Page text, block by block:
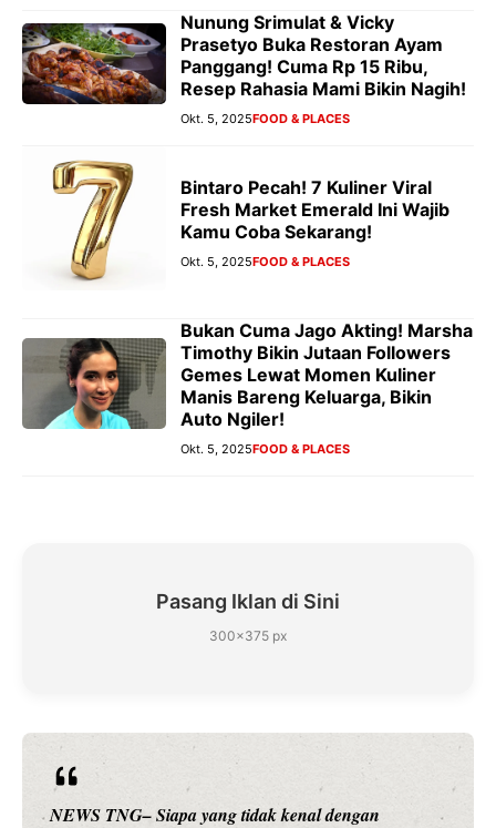
Nunung Srimulat & Vicky
Prasetyo Buka Restoran Ayam
Panggang! Cuma Rp 15 Ribu,
Resep Rahasia Mami Bikin Nagih!
Okt. 5, 2025FOOD & PLACES
Bintaro Pecah! 7 Kuliner Viral
Fresh Market Emerald Ini Wajib
Kamu Coba Sekarang!
Okt. 5, 2025FOOD & PLACES
Bukan Cuma Jago Akting! Marsha
Timothy Bikin Jutaan Followers
Gemes Lewat Momen Kuliner
Manis Bareng Keluarga, Bikin
Auto Ngiler!
Okt. 5, 2025FOOD & PLACES
Pasang Iklan di Sini
300×375 px
kenal dengan
NEWS TNG– Siapa sangka,